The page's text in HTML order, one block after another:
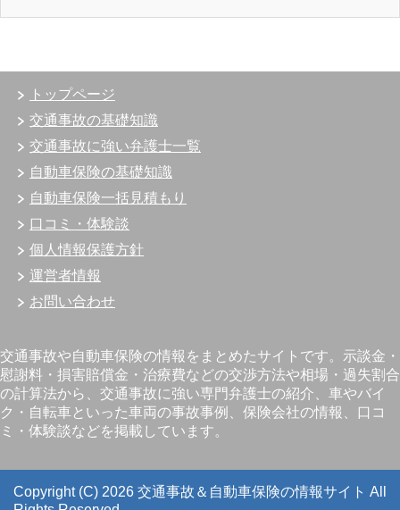
トップページ
交通事故の基礎知識
交通事故に強い弁護士一覧
自動車保険の基礎知識
自動車保険一括見積もり
口コミ・体験談
個人情報保護方針
運営者情報
お問い合わせ
交通事故や自動車保険の情報をまとめたサイトです。示談金・
慰謝料・損害賠償金・治療費などの交渉方法や相場・過失割合
の計算法から、交通事故に強い専門弁護士の紹介、車やバイ
ク・自転車といった車両の事故事例、保険会社の情報、口コ
ミ・体験談などを掲載しています。
Copyright (C) 2026 交通事故＆自動車保険の情報サイト All